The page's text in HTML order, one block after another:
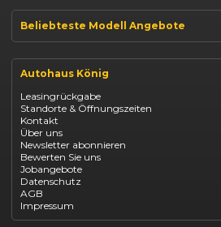
Beliebteste Modell Angebote
Renault Arkana Leasing
Renault Captur Leasing
Opel Astra leasen
Opel Mokka kaufen
Opel Grandland finanzieren
Opel Vivaro Gewerbeleasing
Fiat 500 finanzieren
Fiat Panda leasen
Dacia Duster finanzieren
Dacia Sandero kaufen
Dacia Jogger leasen
Jeep Compass leasen
Jeep Renegade finanzieren
Autohaus König
Leasingrückgabe
Standorte & Öffnungszeiten
Kontakt
Über uns
Newsletter abonnieren
Bewerten Sie uns
Jobangebote
Datenschutz
AGB
Impressum